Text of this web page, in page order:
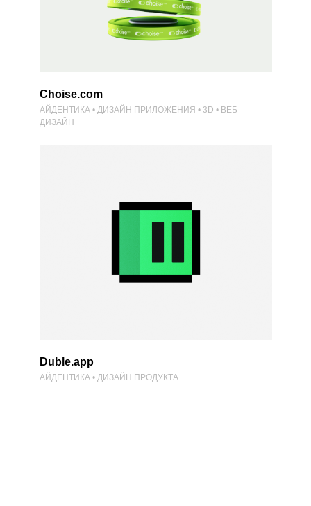
Choise.com
АЙДЕНТИКА • ДИЗАЙН ПРИЛОЖЕНИЯ • 3D • ВЕБ
ДИЗАЙН
Duble.app
АЙДЕНТИКА • ДИЗАЙН ПРОДУКТА